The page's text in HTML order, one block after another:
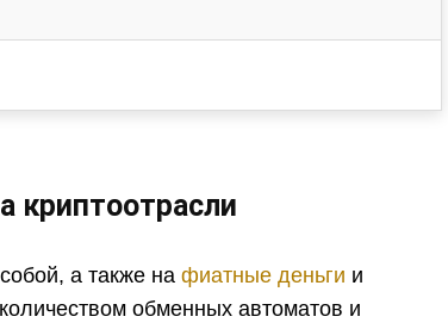
криптоотрасли
а также нафиатные деньги и
обменных автоматов и